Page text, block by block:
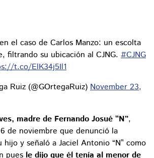
el caso de Carlos Manzo: un escolta
filtrando su ubicación al CJNG. #CJNG
t.co/ElK34j5Il1
Ruiz (@GOrtegaRuiz) November 23,
madre de Fernando Josué “N”,
de noviembre que denunció la
hijo y señaló a Jaciel Antonio “N” como
pues le dijo que él tenía al menor de